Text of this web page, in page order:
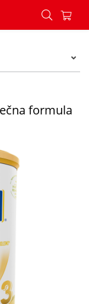
formula 800
formula